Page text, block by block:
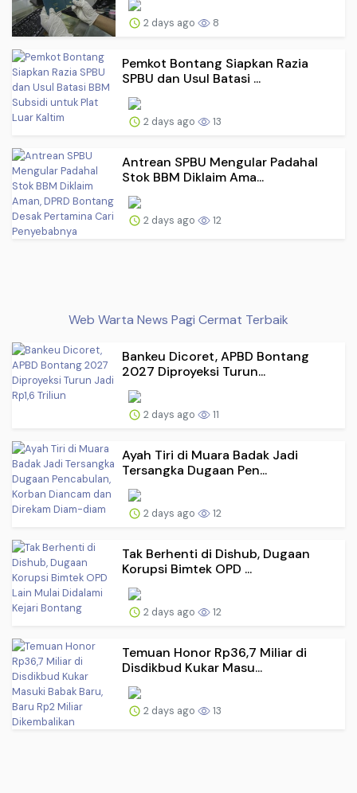
2 days ago 8
Pemkot Bontang Siapkan Razia
SPBU dan Usul Batasi ...
2 days ago 13
Antrean SPBU Mengular Padahal
Stok BBM Diklaim Ama...
2 days ago 12
Web Warta News Pagi Cermat Terbaik
Bankeu Dicoret, APBD Bontang
2027 Diproyeksi Turun...
2 days ago 11
Ayah Tiri di Muara Badak Jadi
Tersangka Dugaan Pen...
2 days ago 12
Tak Berhenti di Dishub, Dugaan
Korupsi Bimtek OPD ...
2 days ago 12
Temuan Honor Rp36,7 Miliar di
Disdikbud Kukar Masu...
2 days ago 13